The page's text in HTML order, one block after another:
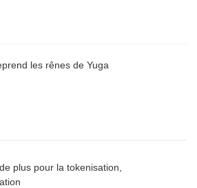
les rênes de Yuga
plus pour la tokenisation,